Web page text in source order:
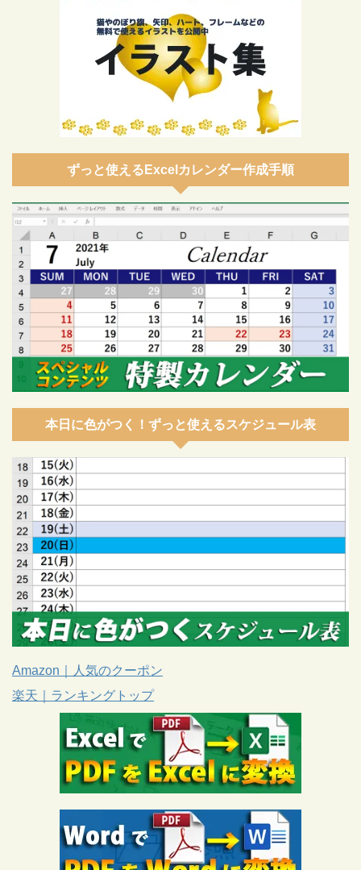
ずっと使えるExcelカレンダー作成手順
本日に色がつく！ずっと使えるスケジュール表
Amazon｜人気のクーポン
楽天｜ランキングトップ